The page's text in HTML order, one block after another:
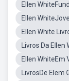
Ellen
Ellen
Ellen White
Livros Da
Ellen WhiteEm
LivrosDe Elem